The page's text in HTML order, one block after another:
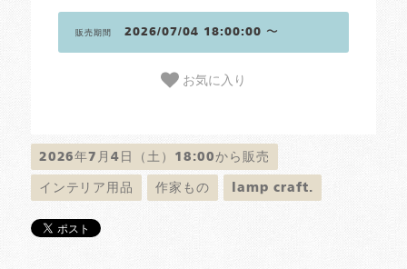
販売期間 2026/07/04 18:00:00 〜
お気に入り
2026年7月4日（土）18:00から販売
インテリア用品 作家もの lamp craft.